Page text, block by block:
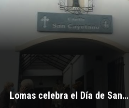
Lomas celebra el Día de San…